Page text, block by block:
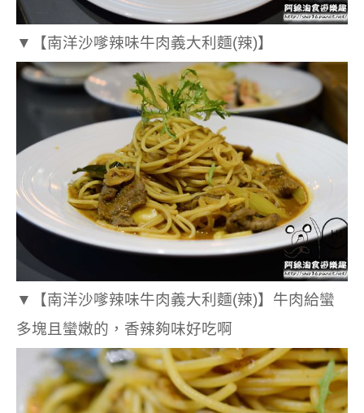
▼ 【南洋沙嗲辣味牛肉義大利麵(辣)】
▼
【南洋沙嗲辣味牛肉義大利麵(辣)】牛肉給蠻
多塊且蠻嫩的，香辣夠味好吃啊